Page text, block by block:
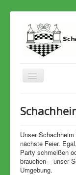
Toggle
Navigation
Termine
Archiv
Unser
nächste Feier.
Party schmeißen
brauchen – unser
Umgebung.